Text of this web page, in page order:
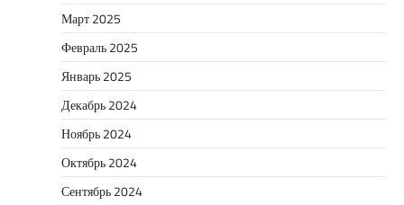
Март 2025
Февраль 2025
Январь 2025
Декабрь 2024
Ноябрь 2024
Октябрь 2024
Сентябрь 2024